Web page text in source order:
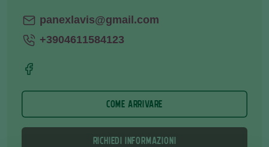
panexlavis@gmail.com
+3904611584123
COME ARRIVARE
RICHIEDI INFORMAZIONI